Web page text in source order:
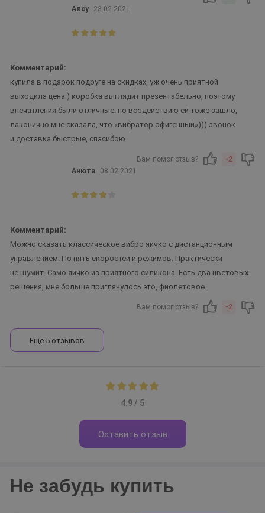
Алсу
23.02.2021
Комментарий:
купила в подарок подруге на скидках, уж очень приятной
выходила цена:) коробка выглядит презентабельно, поэтому
впечатления были отличные. по воздействию ей тоже зашло,
лаконично мне сказала, что «вибратор офигенный»))) звонок
и доставка быстрые, спасибою
Вам помог отзыв?
-2
Анюта
08.02.2021
Комментарий:
Можно сказать классическое вибро яичко с дистанционным
управлением. По пять скоростей и режимов. Практически
не шумит. Само яичко из приятного силикона. Есть два цветовых
решения, мне больше приглянулось это, фиолетовое.
Вам помог отзыв? -2
Еще 5 отзывов
4.9 / 5
Оставить отзыв
Не забудь купить